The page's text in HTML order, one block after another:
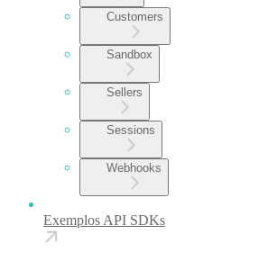
Customers
Sandbox
Sellers
Sessions
Webhooks
Exemplos API SDKs